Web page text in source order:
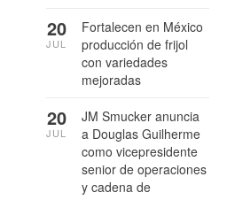
Fortalecen en México
producción de frijol
con variedades
mejoradas
20
JUL
JM Smucker anuncia
a Douglas Guilherme
como vicepresidente
senior de operaciones
y cadena de
20
JUL